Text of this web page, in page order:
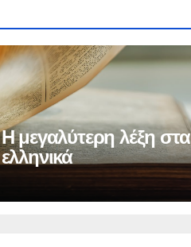
Η μεγαλύτερη λέξη στα
ελληνικά